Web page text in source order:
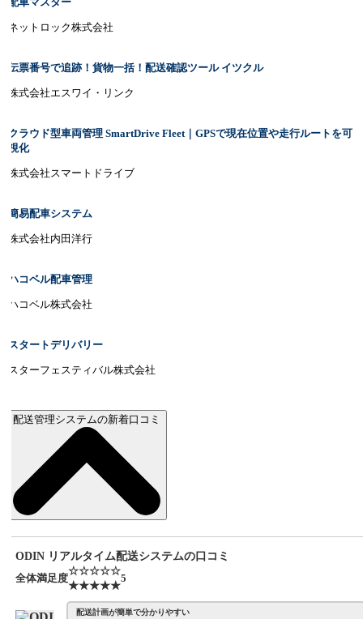
ットロック株式会社
票番号で追跡！貨物⼀括！配送確認ツール イツクル
式会社エスワイ・リンク
ラウド型車両管理 SmartDrive Fleet｜GPSで現在位置や走行ルートを可
化
式会社スマートドライブ
易配車システム
式会社内田洋行
コベル配車管理
コベル株式会社
タートデリバリー
ターフェスティバル株式会社
配送管理システムの新着口コミ
ODIN リアルタイム配送システムの口コミ
全体満足度
☆☆☆☆☆
★★★★★
5
配送計画が簡単で分かりやすい